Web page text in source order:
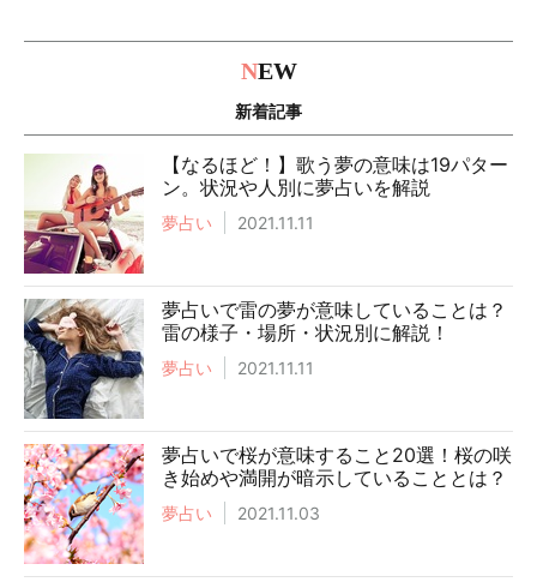
NEW
新着記事
【なるほど！】歌う夢の意味は19パター
ン。状況や人別に夢占いを解説
夢占い 2021.11.11
夢占いで雷の夢が意味していることは？
雷の様子・場所・状況別に解説！
夢占い 2021.11.11
夢占いで桜が意味すること20選！桜の咲
き始めや満開が暗示していることとは？
夢占い 2021.11.03